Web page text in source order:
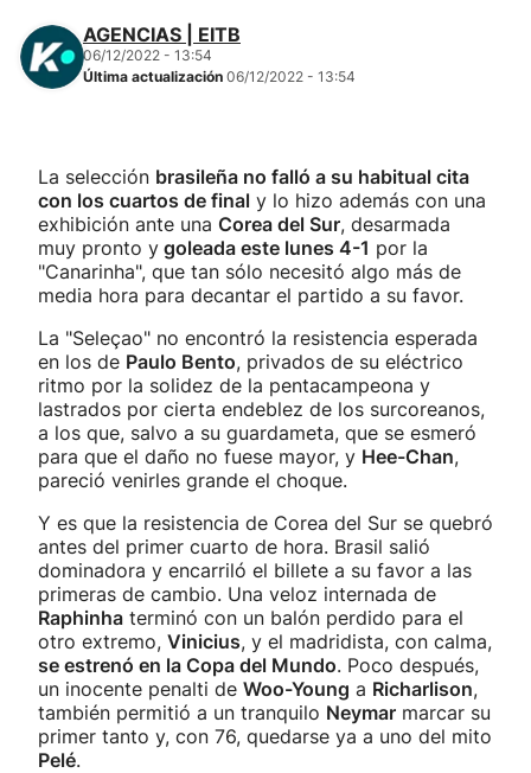
AGENCIAS | EITB
06/12/2022 - 13:54
Última actualización 06/12/2022 - 13:54
La selección brasileña no falló a su habitual cita
con los cuartos de final y lo hizo además con una
exhibición ante una Corea del Sur, desarmada
muy pronto y goleada este lunes 4-1 por la
"Canarinha", que tan sólo necesitó algo más de
media hora para decantar el partido a su favor.
La "Seleçao" no encontró la resistencia esperada
en los de Paulo Bento, privados de su eléctrico
ritmo por la solidez de la pentacampeona y
lastrados por cierta endeblez de los surcoreanos,
a los que, salvo a su guardameta, que se esmeró
para que el daño no fuese mayor, y Hee-Chan,
pareció venirles grande el choque.
Y es que la resistencia de Corea del Sur se quebró
antes del primer cuarto de hora. Brasil salió
dominadora y encarriló el billete a su favor a las
primeras de cambio. Una veloz internada de
Raphinha terminó con un balón perdido para el
otro extremo, Vinicius, y el madridista, con calma,
se estrenó en la Copa del Mundo. Poco después,
un inocente penalti de Woo-Young a Richarlison,
también permitió a un tranquilo Neymar marcar su
primer tanto y, con 76, quedarse ya a uno del mito
Pelé.